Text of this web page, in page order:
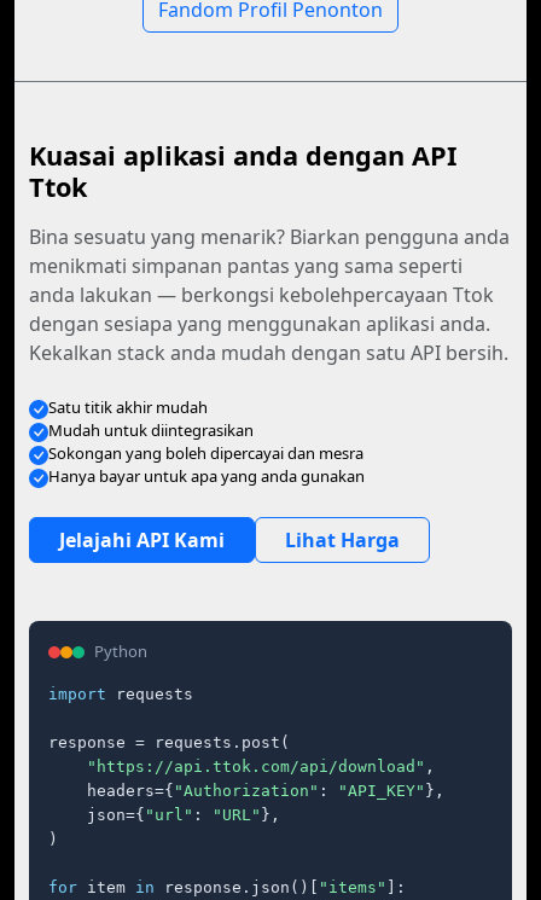
Fandom Profil Penonton
Kuasai aplikasi anda dengan API
Ttok
Bina sesuatu yang menarik? Biarkan pengguna anda
menikmati simpanan pantas yang sama seperti
anda lakukan — berkongsi kebolehpercayaan Ttok
dengan sesiapa yang menggunakan aplikasi anda.
Kekalkan stack anda mudah dengan satu API bersih.
Satu titik akhir mudah
Mudah untuk diintegrasikan
Sokongan yang boleh dipercayai dan mesra
Hanya bayar untuk apa yang anda gunakan
Jelajahi API Kami Lihat Harga
Python
import requests
response = requests.post(
"https://api.ttok.com/api/download" ,
    headers={
"Authorization" : "API_KEY" },
    json={
"url" : "URL" },
)
for item in response.json()[ "items"
]: